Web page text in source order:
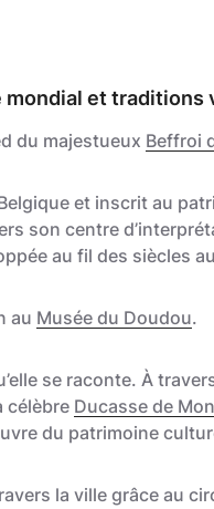
mondial et traditions
du majestueux Beffroi
et inscrit au
son centre
au fil des siècles
au Musée du Doudou.
se raconte. À
célèbre Ducasse de
du patrimoine
la ville grâce au